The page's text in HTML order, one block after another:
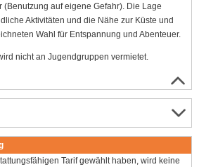
(Benutzung auf eigene Gefahr). Die Lage
Aktivitäten und die Nähe zur Küste und
Wahl für Entspannung und Abenteuer.
nicht an Jugendgruppen vermietet.
Tarif gewählt haben, wird keine